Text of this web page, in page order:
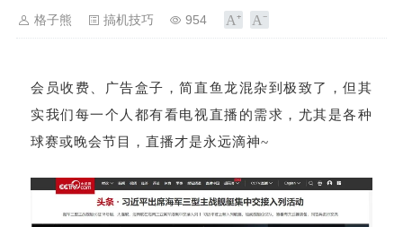
格子熊 搞机技巧 954
会员收费、广告盒子，简直鱼龙混杂到极致了，但其
实我们每一个人都有看电视直播的需求，尤其是各种
球赛或晚会节目，直播才是永远滴神~